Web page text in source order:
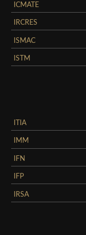
ICMATE
IRCRES
ISMAC
ISTM
ITIA
IMM
IFN
IFP
IRSA